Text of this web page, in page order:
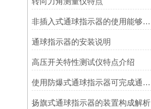
非插入式通球指示器的使用能够满足各类管道的要求
​通球指示器的安装说明
高压开关特性测试仪特点介绍
使用防爆式通球指示器可完成通球指示功能
扬旗式通球指示器的装置构成解析